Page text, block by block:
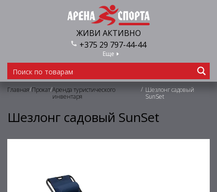
ЖИВИ АКТИВНО
+375 29 797-44-44
Еще
Главная/Прокат/Аренда туристического
инвентаря
/ Шезлонг садовый
SunSet
Шезлонг садовый SunSet